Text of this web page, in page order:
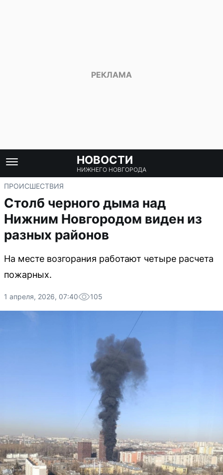
НОВОСТИ
НИЖНЕГО НОВГОРОДА
ПРОИСШЕСТВИЯ
Столб черного дыма над
Нижним Новгородом виден из
разных районов
На месте возгорания работают четыре расчета
пожарных.
1 апреля, 2026, 07:40 105